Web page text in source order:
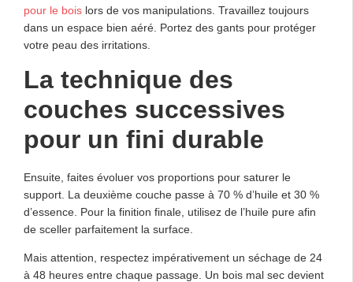
pour le bois lors de vos manipulations. Travaillez toujours
dans un espace bien aéré. Portez des gants pour protéger
votre peau des irritations.
La technique des
couches successives
pour un fini durable
Ensuite, faites évoluer vos proportions pour saturer le
support. La deuxième couche passe à 70 % d’huile et 30 %
d’essence. Pour la finition finale, utilisez de l’huile pure afin
de sceller parfaitement la surface.
Mais attention, respectez impérativement un séchage de 24
à 48 heures entre chaque passage. Un bois mal sec devient